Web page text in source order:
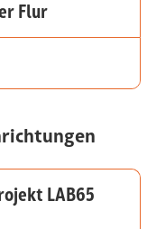
Flur
LAB65